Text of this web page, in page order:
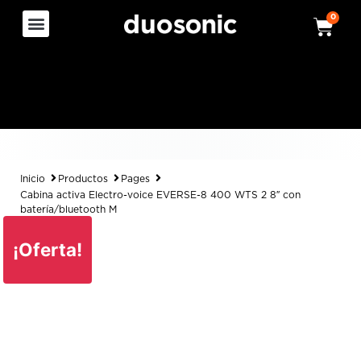
0
Inicio Productos
Pages
Cabina activa Electro-voice EVERSE-8 400 WTS 2 8″ con
batería/bluetooth M
¡Oferta!